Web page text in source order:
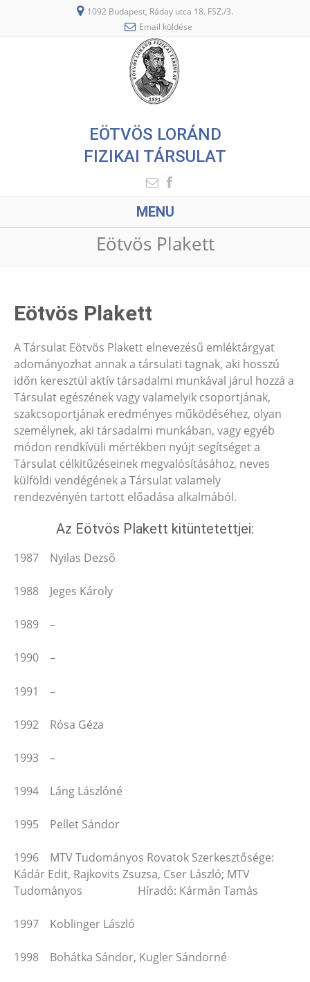
1092 Budapest, Ráday utca 18. FSZ./3.
Email küldése
EÖTVÖS LORÁND
FIZIKAI TÁRSULAT
MENU
Eötvös Plakett
Eötvös Plakett
A Társulat Eötvös Plakett elnevezésű emléktárgyat
adományozhat annak a társulati tagnak, aki hosszú
időn keresztül aktív társadalmi munkával járul hozzá a
Társulat egészének vagy valamelyik csoportjának,
szakcsoportjának eredményes működéséhez, olyan
személynek, aki társadalmi munkában, vagy egyéb
módon rendkívüli mértékben nyújt segítséget a
Társulat célkitűzéseinek megvalósításához, neves
külföldi vendégének a Társulat valamely
rendezvényén tartott előadása alkalmából.
Az Eötvös Plakett kitüntetettjei:
1987 Nyilas Dezső
1988 Jeges Károly
1989 –
1990 –
1991 –
1992 Rósa Géza
1993 –
1994 Láng Lászlóné
1995 Pellet Sándor
1996 MTV Tudományos Rovatok Szerkesztősége:
Kádár Edit, Rajkovits Zsuzsa, Cser László; MTV
Tudományos Híradó: Kármán Tamás
1997 Koblinger László
1998 Bohátka Sándor, Kugler Sándorné